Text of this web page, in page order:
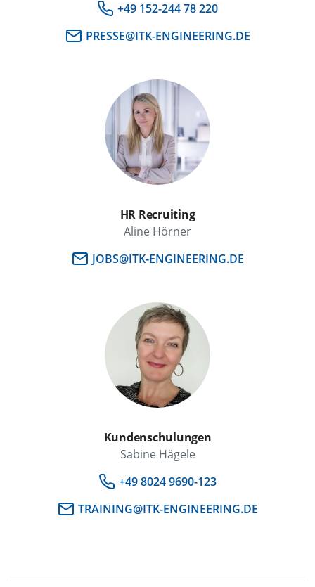
+49 152-244 78 220
PRESSE@ITK-ENGINEERING.DE
HR Recruiting
Aline Hörner
JOBS@ITK-ENGINEERING.DE
Kundenschulungen
Sabine Hägele
+49 8024 9690-123
TRAINING@ITK-ENGINEERING.DE